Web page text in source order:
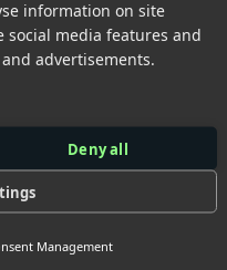
zet nadien 10
berekend
information on site
social media features and
advertisements.
Deny all
Management